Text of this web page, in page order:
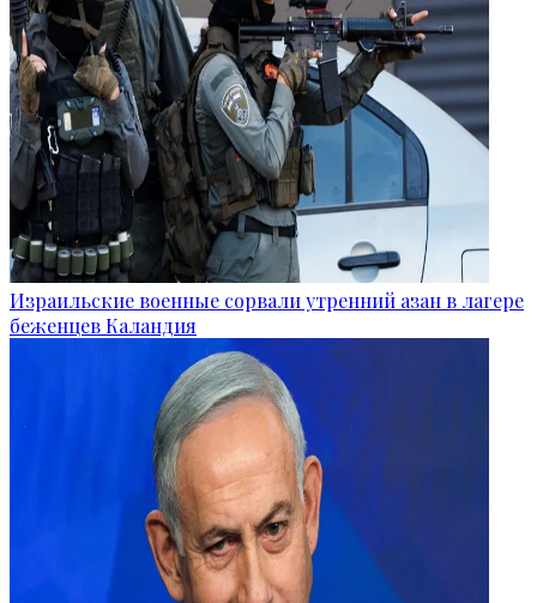
Израильские военные сорвали утренний азан в лагере
беженцев Каландия